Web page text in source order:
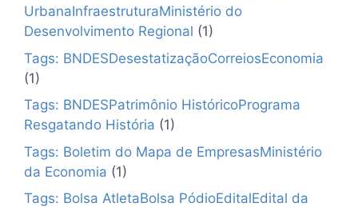
UrbanaInfraestruturaMinistério do
Desenvolvimento Regional (1)
Tags: BNDESDesestatizaçãoCorreiosEconomia
(1)
Tags: BNDESPatrimônio HistóricoPrograma
Resgatando História (1)
Tags: Boletim do Mapa de EmpresasMinistério
da Economia (1)
Tags: Bolsa AtletaBolsa PódioEditalEdital da